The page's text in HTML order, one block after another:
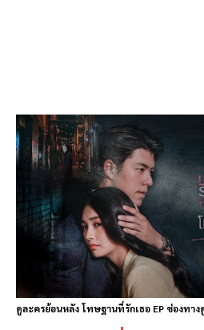
ดูละครย้อนหลัง โทษฐานที่รักเธอ EP ช่องทา